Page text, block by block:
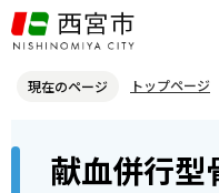
こ
の
ジ
現在のページ トップページ
献血併行型骨髄バンクドナー
献血併行型